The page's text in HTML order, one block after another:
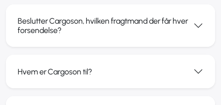
Beslutter Cargoson, hvilken fragtmand der får hver
forsendelse?
Hvem er Cargoson til?